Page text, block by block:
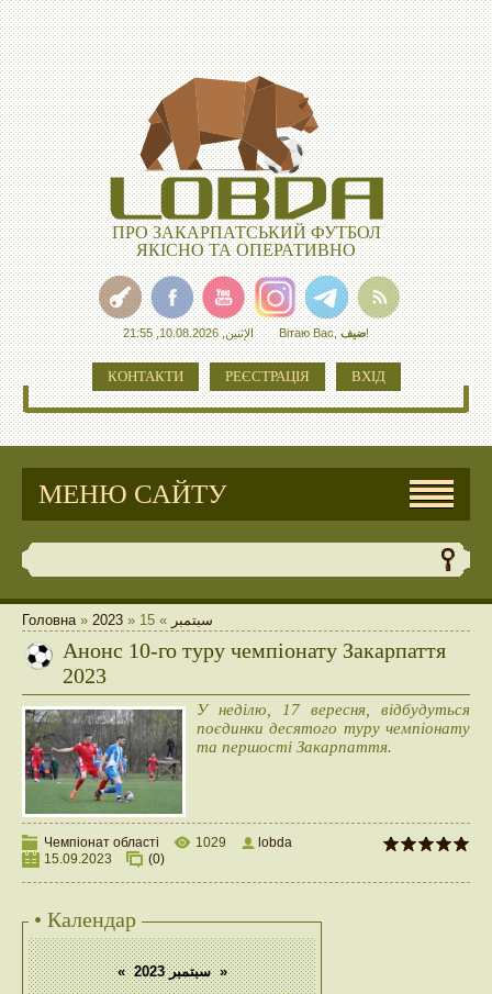
ПРО ЗАКАРПАТСЬКИЙ ФУТБОЛ
ЯКІСНО ТА ОПЕРАТИВНО
الإثنين, 10.08.2026, 21:55 Вітаю Вас,ضيف!
КОНТАКТИ РЕЄСТРАЦІЯ ВХІД
МЕНЮ САЙТУ
Головна» 2023 » سبتمبر »
15
Анонс 10-го туру чемпіонату Закарпаття
2023
У неділю, 17 вересня, відбудуться
поєдинки десятого туру чемпіонату
та першості Закарпаття.
Чемпіонат області 1029
lobda
15.09.2023
(0)
• Календар
« سبتمبر 2023 »